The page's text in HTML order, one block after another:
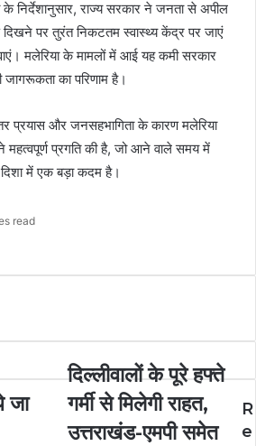
निर्देशानुसार, राज्य सरकार ने जनता से अपील
दिखने पर तुरंत निकटतम स्वास्थ्य केंद्र पर जाएं
मलेरिया के मामलों में आई यह कमी सरकार
का परिणाम है।
प्रयास और जनसहभागिता के कारण मलेरिया
महत्वपूर्ण प्रगति की है, जो आने वाले समय में
में एक बड़ा कदम है।
read
जा
दिल्लीवालों के पूरे हफ्ते
गर्मी से मिलेगी राहत,
उत्तराखंड-एमपी समेत
R
e